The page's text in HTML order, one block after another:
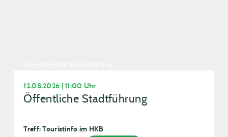
12.08.2026 | 11:00 Uhr
Öffentliche Stadtführung
Treff: Touristinfo im HKB